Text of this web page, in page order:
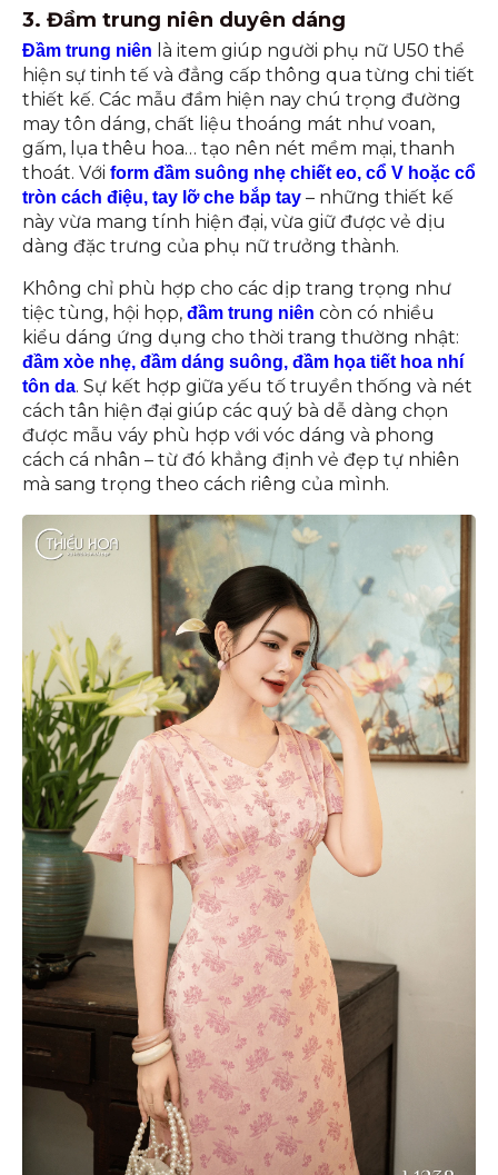
3. Đầm trung niên duyên dáng
Đầm trung niên là item giúp người phụ nữ U50 thể
hiện sự tinh tế và đẳng cấp thông qua từng chi tiết
thiết kế. Các mẫu đầm hiện nay chú trọng đường
may tôn dáng, chất liệu thoáng mát như voan,
gấm, lụa thêu hoa… tạo nên nét mềm mại, thanh
thoát. Với form đầm suông nhẹ chiết eo, cổ V hoặc cổ
tròn cách điệu, tay lỡ che bắp tay – những thiết kế
này vừa mang tính hiện đại, vừa giữ được vẻ dịu
dàng đặc trưng của phụ nữ trưởng thành.
Không chỉ phù hợp cho các dịp trang trọng như
tiệc tùng, hội họp, đầm trung niên còn có nhiều
kiểu dáng ứng dụng cho thời trang thường nhật:
đầm xòe nhẹ, đầm dáng suông, đầm họa tiết hoa nhí
tôn da. Sự kết hợp giữa yếu tố truyền thống và nét
cách tân hiện đại giúp các quý bà dễ dàng chọn
được mẫu váy phù hợp với vóc dáng và phong
cách cá nhân – từ đó khẳng định vẻ đẹp tự nhiên
mà sang trọng theo cách riêng của mình.